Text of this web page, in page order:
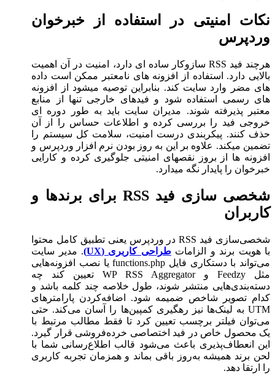
نکات امنیتی در استفاده از خبرخوان
وردپرس
هرچند فید RSS سازوکار ساده ای دارد، امنیت در آن اهمیت
بالایی دارد. استفاده از افزونه های نامعتبر ممکن است داده
های مضر وارد سایت کند. بنابراین توصیه میشود از افزونه
های رسمی استفاده شود و فیدهای خارجی تنها از منابع
معتبر پذیرفته شوند. مدیران سایت باید به طور دوره ای
خروجی فید را بررسی کرده و اطلاعات حساس را از آن
حذف کنند. پیکربندی درست امنیت، سلامت کل سیستم را
تضمین میکند. علاوه بر این به روز بودن نرم افزار وردپرس و
افزونه ها از بروز نقصهای امنیتی جلوگیری کرده و کارایی
خبرخوان را پایدار نگه میدارد.
شخصی سازی فید RSS برای برندها و
کاربران
شخصی‌سازی فید RSS در وردپرس یعنی تطبیق کامل محتوا
با هویت برند و الزاماتطراحی کاربری (UX)
. مدیر سایت
می‌تواند با دستکاری فایل functions.php یا نصب افزونه‌هایی
مثل Feedzy و WP RSS Aggregator تعیین کند چه
دسته‌بندی‌هایی منتشر شوند، طول خلاصه چند کلمه باشد و
کدام تصویر شاخص ضمیمه شود. اضافه‌کردن پارامترهای
UTM به لینک‌ها نیز رهگیری کمپین‌ها را آسان می‌کند. حتی
می‌توان فیلتر برچسب تعیین کرد تا فقط مطالب مرتبط با
یک محصول خاص در فید اختصاصی خرده‌فروشی قرار گیرد.
این انعطاف‌پذیری باعث می‌شود قالب اطلاع‌رسانی شما با
لحن برند همیشه به‌روز باقی بماند و همزمان تجربه کاربری
را ارتقا دهد.